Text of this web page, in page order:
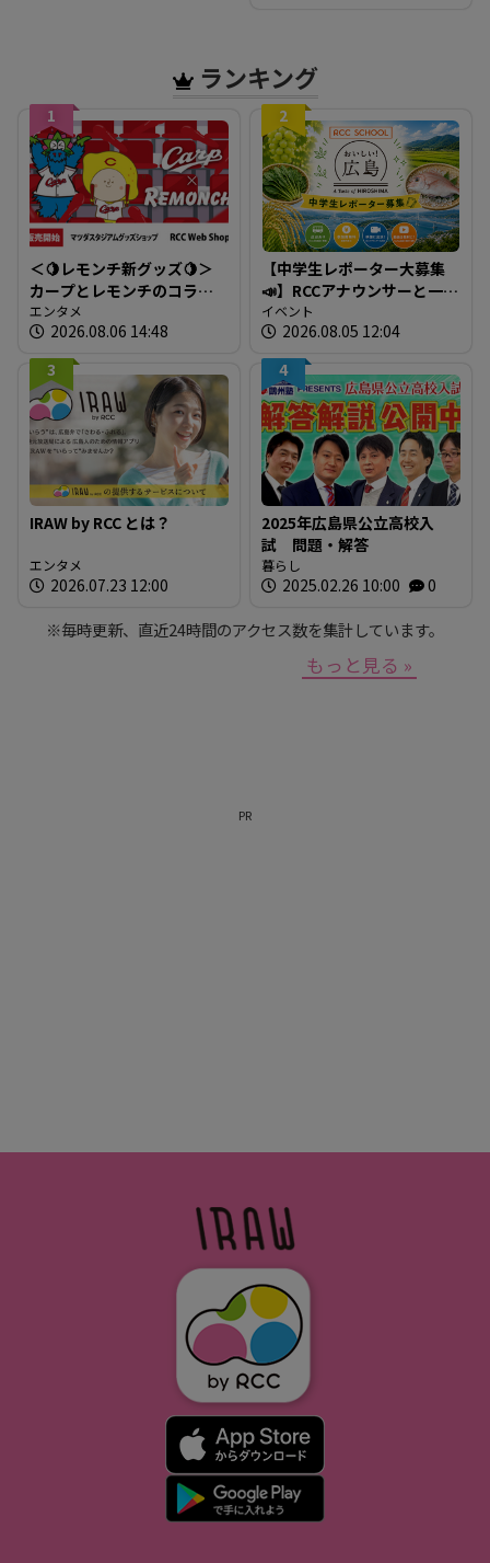
ランキング
1
＜🍋レモンチ新グッズ🍋＞
カープとレモンチのコラボ
グッズが登場！
エンタメ
2026.08.06 14:48
2
【中学生レポーター大募集
📣】RCCアナウンサーと一緒
に「広島の食」の現場を取
材しよう！
イベント
2026.08.05 12:04
3
IRAW by RCC とは？
エンタメ
2026.07.23 12:00
4
2025年広島県公立高校入
試 問題・解答
暮らし
2025.02.26 10:00 0
※毎時更新、直近24時間のアクセス数を集計しています。
もっと見る »
PR